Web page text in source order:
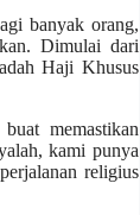
banyak orang,
Dimulai dari
Haji Khusus
memastikan
kami punya
religius